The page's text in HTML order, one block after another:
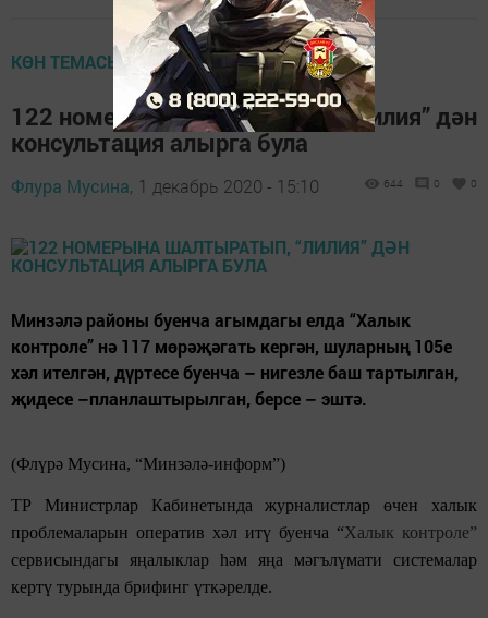
КӨН ТЕМАСЫ
122 номерына шалтыратып, “Лилия” дән
консультация алырга була
Флура Мусина, 1 декабрь 2020 - 15:10 644 0 0
Минзәлә районы буенча агымдагы елда “Халык
контроле” нә 117 мөрәҗәгать кергән, шуларның 105е
хәл ителгән, дүртесе буенча – нигезле баш тартылган,
җидесе –планлаштырылган, берсе – эштә.
(Флүрә Мусина, “Минзәлә-информ”)
ТР Министрлар Кабинетында журналистлар өчен халык
проблемаларын оператив хәл итү буенча “Халык контроле”
сервисындагы яңалыклар һәм яңа мәгълүмати системалар
кертү турында брифинг үткәрелде.